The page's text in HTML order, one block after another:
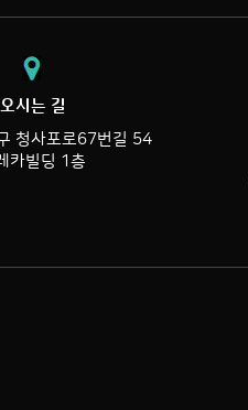
오시는 길
청사포로67번길 54
카빌딩 1층